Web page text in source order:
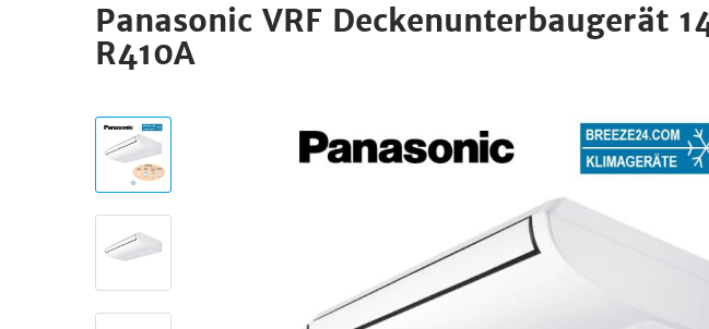
Panasonic VRF Deckenunterbaugerät
R410A